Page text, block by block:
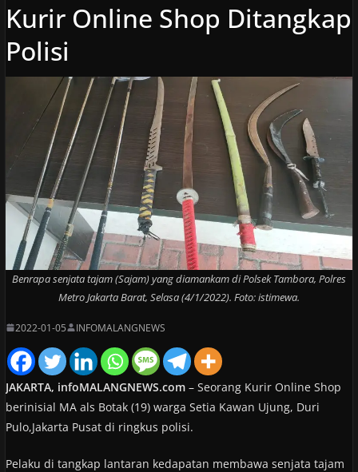
Kurir Online Shop Ditangkap
Polisi
Benrapa senjata tajam (Sajam) yang diamankam di Polsek Tambora, Polres
Metro Jakarta Barat, Selasa (4/1/2022). Foto: istimewa.
2022-01-05 INFOMALANGNEWS
JAKARTA, infoMALANGNEWS.com– Seorang Kurir Online Shop
berinisial MA als Botak (19) warga Setia Kawan Ujung, Duri
Pulo,Jakarta Pusat di ringkus polisi.
Pelaku di tangkap lantaran kedapatan membawa senjata tajam